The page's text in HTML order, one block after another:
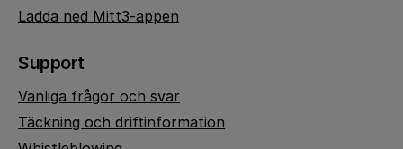
Ladda ned Mitt3-appen
Support
Vanliga frågor och svar
Täckning och driftinformation